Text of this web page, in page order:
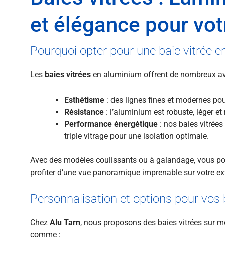
et élégance pour
Pourquoi opter pour une baie vitrée
Les baies vitrées en aluminium offrent de nombreux
Esthétisme : des lignes fines et modernes
Résistance : l’aluminium est robuste, léger
Performance énergétique : nos baies
triple vitrage pour une isolation optimale.
Avec des modèles coulissants ou à galandage, vous
profiter d’une vue panoramique imprenable sur votre
Personnalisation et options pour vos
Chez Alu Tarn, nous proposons des baies vitrées sur
comme :